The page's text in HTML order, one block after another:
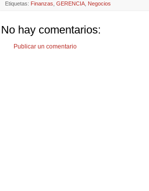
Etiquetas: Finanzas, GERENCIA, Negocios
No hay comentarios:
Publicar un comentario